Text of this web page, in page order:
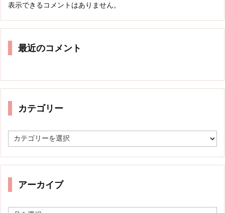
表示できるコメントはありません。
最近のコメント
カテゴリー
テ
リ
アーカイブ